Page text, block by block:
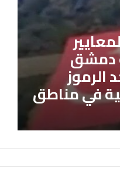
دمشق
الرموز
في مناطق